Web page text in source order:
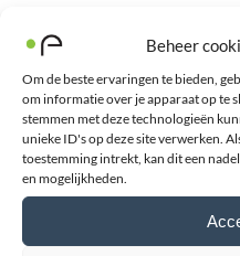
Beheer
Om de beste ervaringen te bieden,
om informatie over je apparaat op te
stemmen met deze technologieën
unieke ID's op deze site verwerken.
toestemming intrekt, kan dit een
en mogelijkheden.